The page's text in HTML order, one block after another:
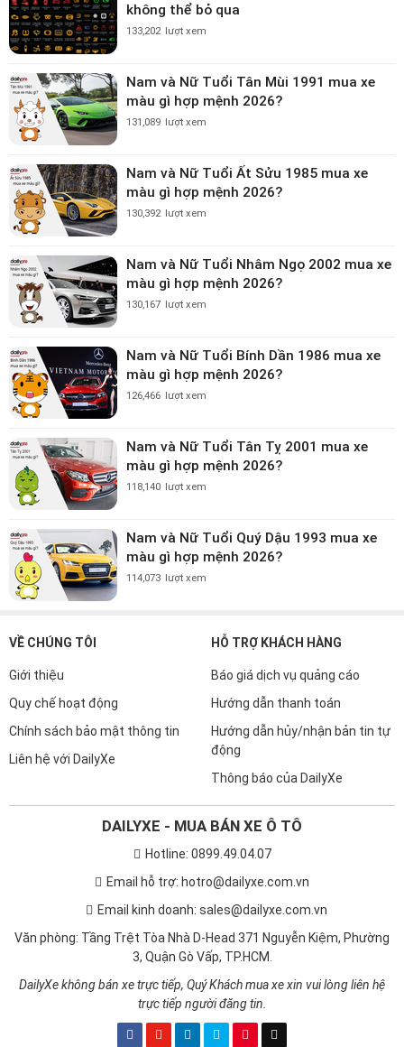
không thể bỏ qua
133,202 lượt xem
Nam và Nữ Tuổi Tân Mùi 1991 mua xe
màu gì hợp mệnh 2026?
131,089 lượt xem
Nam và Nữ Tuổi Ất Sửu 1985 mua xe
màu gì hợp mệnh 2026?
130,392 lượt xem
Nam và Nữ Tuổi Nhâm Ngọ 2002 mua xe
màu gì hợp mệnh 2026?
130,167 lượt xem
Nam và Nữ Tuổi Bính Dần 1986 mua xe
màu gì hợp mệnh 2026?
126,466 lượt xem
Nam và Nữ Tuổi Tân Tỵ 2001 mua xe
màu gì hợp mệnh 2026?
118,140 lượt xem
Nam và Nữ Tuổi Quý Dậu 1993 mua xe
màu gì hợp mệnh 2026?
114,073 lượt xem
VỀ CHÚNG TÔI
Giới thiệu
Quy chế hoạt động
Chính sách bảo mật thông tin
Liên hệ với DailyXe
HỖ TRỢ KHÁCH HÀNG
Báo giá dịch vụ quảng cáo
Hướng dẫn thanh toán
Hướng dẫn hủy/nhận bản tin tự
động
Thông báo của DailyXe
DAILYXE - MUA BÁN XE Ô TÔ
Hotline: 0899.49.04.07
Email hỗ trợ: hotro@dailyxe.com.vn
Email kinh doanh: sales@dailyxe.com.vn
Văn phòng: Tầng Trệt Tòa Nhà D-Head 371 Nguyễn Kiệm, Phường
3, Quận Gò Vấp, TP.HCM.
DailyXe không bán xe trực tiếp, Quý Khách mua xe xin vui lòng liên hệ
trực tiếp người đăng tin.